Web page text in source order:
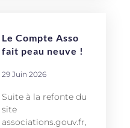
Le Compte Asso
fait peau neuve !
29 Juin 2026
Suite à la refonte du
site
associations.gouv.fr,